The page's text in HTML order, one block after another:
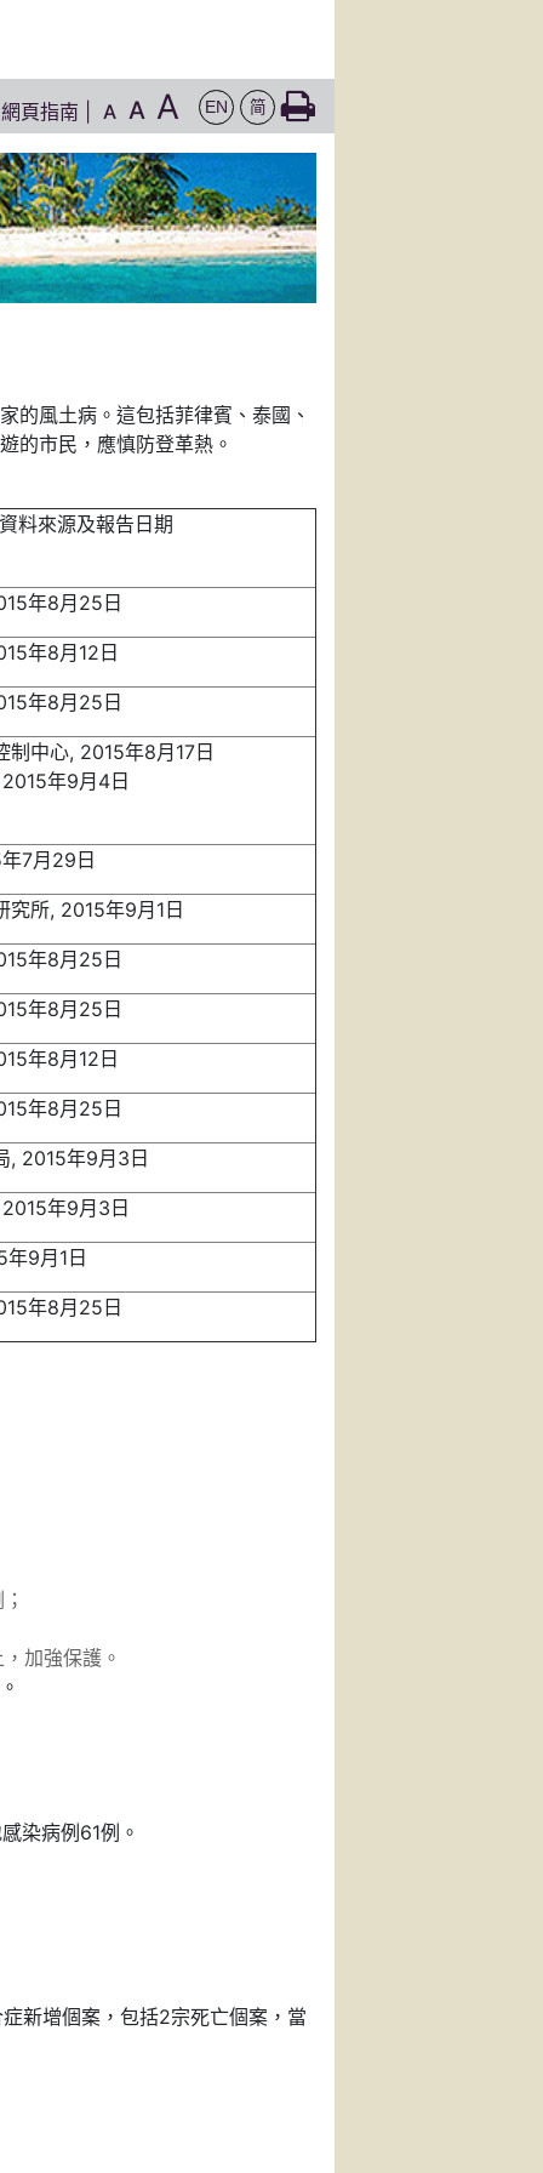
網頁指南 A A A EN 简
的風土病。這包括菲律賓、泰國、
的市民，應慎防登革熱。
資料來源及報告日期
年8月25日
年8月12日
年8月25日
制中心, 2015年8月17日
年9月4日
7月29日
究所, 2015年9月1日
年8月25日
年8月25日
年8月12日
年8月25日
, 2015年9月3日
年9月3日
9月1日
年8月25日
加強保護。
染病例61例。
新增個案，包括2宗死亡個案，當